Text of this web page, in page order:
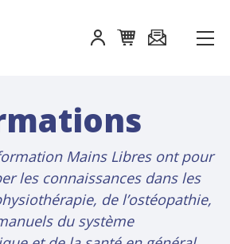
Mains Libres ont pour
les connaissances dans les
de l’ostéopathie,
du système